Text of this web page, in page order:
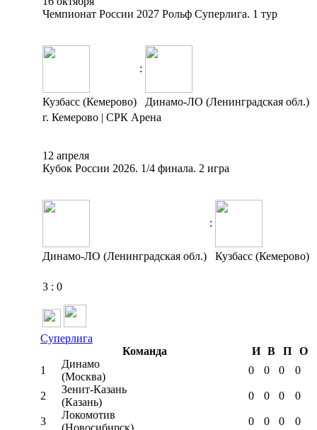
Чемпионат России 2027 Рольф Суперлига. 1 тур
:
Кузбасс (Кемерово)
Динамо-ЛО (Ленинградская обл.)
г. Кемерово | СРК Арена
12 апреля
Кубок России 2026. 1/4 финала. 2 игра
:
Динамо-ЛО (Ленинградская обл.) Кузбасс (Кемерово)
3 : 0
Суперлига
Команда
И В П
О
1
Динамо
(Москва)
0 0 0 0
2
Зенит-Казань
(Казань)
0 0 0 0
3
Локомотив
(Новосибирск)
0 0 0 0